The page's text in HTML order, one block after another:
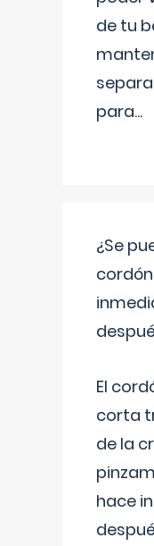
de tu
para...
¿Se
El
corta
de la
hace